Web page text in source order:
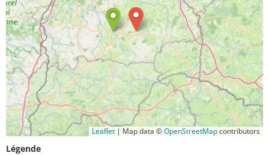
Leaflet | Map data ©OpenStreetMapcontributors
Légende